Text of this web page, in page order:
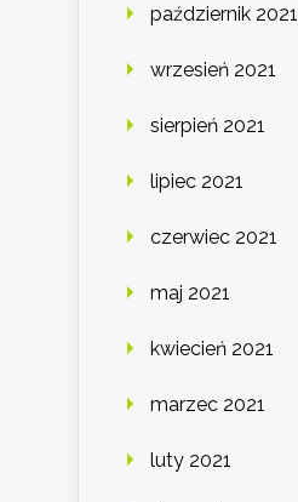
październik 2021
wrzesień 2021
sierpień 2021
lipiec 2021
czerwiec 2021
maj 2021
kwiecień 2021
marzec 2021
luty 2021